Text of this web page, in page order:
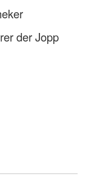
der Jopp